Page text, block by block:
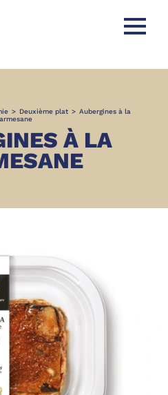
Ouvrir le
> Deuxième plat > Aubergines à la
À LA